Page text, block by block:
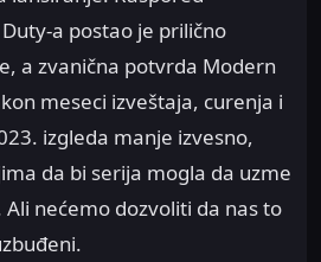
a postao je prilično
a zvanična potvrda Modern
meseci izveštaja, curenja i
izgleda manje izvesno,
da bi serija mogla da uzme
nećemo dozvoliti da nas to